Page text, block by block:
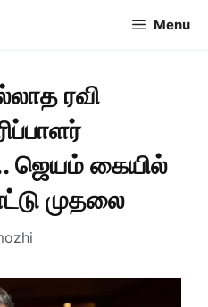
Menu
ரவி
ஜெயம் கையில்
முதலை